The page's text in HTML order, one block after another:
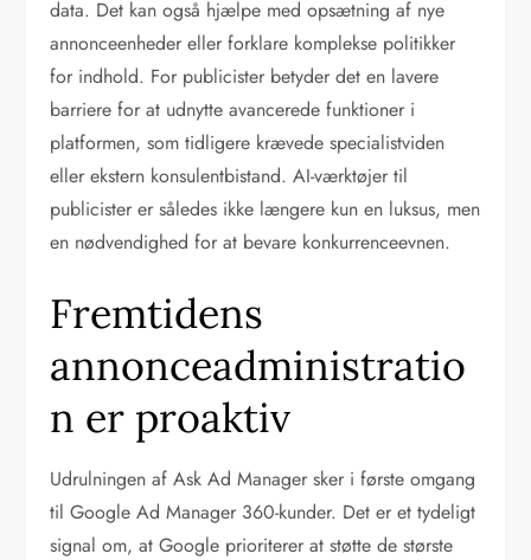
data. Det kan også hjælpe med opsætning af nye
annonceenheder eller forklare komplekse politikker
for indhold. For publicister betyder det en lavere
barriere for at udnytte avancerede funktioner i
platformen, som tidligere krævede specialistviden
eller ekstern konsulentbistand. AI-værktøjer til
publicister er således ikke længere kun en luksus, men
en nødvendighed for at bevare konkurrenceevnen.
Fremtidens
annonceadministratio
n er proaktiv
Udrulningen af Ask Ad Manager sker i første omgang
til Google Ad Manager 360-kunder. Det er et tydeligt
signal om, at Google prioriterer at støtte de største